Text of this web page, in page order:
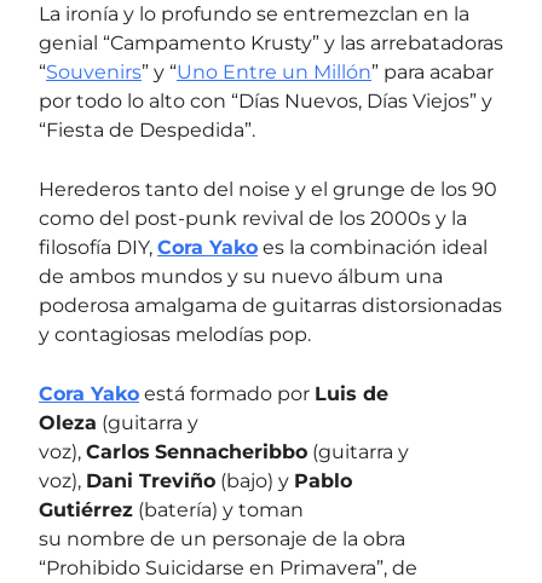
La ironía y lo profundo se entremezclan en la
genial “Campamento Krusty” y las arrebatadoras
“Souvenirs” y “Uno Entre un Millón” para acabar
por todo lo alto con “Días Nuevos, Días Viejos” y
“Fiesta de Despedida”.
Herederos tanto del noise y el grunge de los 90
como del post-punk revival de los 2000s y la
filosofía DIY, Cora Yako es la combinación ideal
de ambos mundos y su nuevo álbum una
poderosa amalgama de guitarras distorsionadas
y contagiosas melodías pop.
Cora Yako está formado por Luis de
Oleza (guitarra y
voz), Carlos Sennacheribbo (guitarra y
voz), Dani Treviño (bajo) y Pablo
Gutiérrez (batería) y toman
su nombre de un personaje de la obra
“Prohibido Suicidarse en Primavera”, de